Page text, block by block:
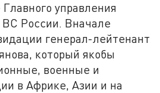
управления
России. Вначале
генерал-лейтенант
который якобы
военные и
в Африке, Азии и на